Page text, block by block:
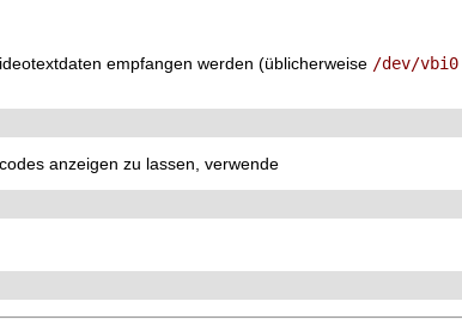
empfangen werden (üblicherweise /dev/vbi0
anzeigen zu lassen, verwende